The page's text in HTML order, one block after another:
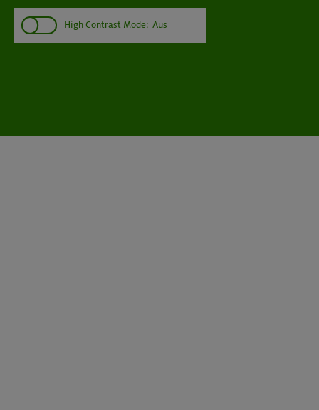
High Contrast Mode: Aus